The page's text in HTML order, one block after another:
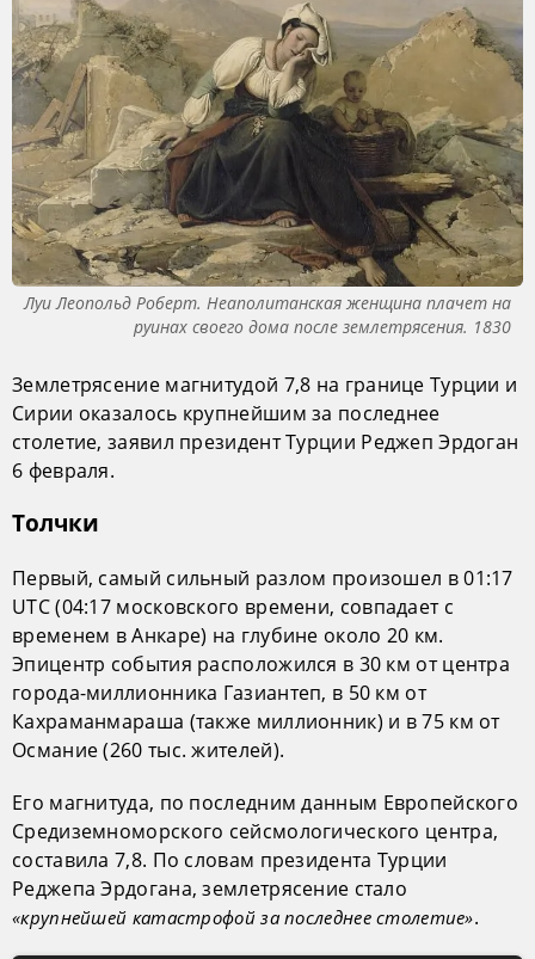
Луи Леопольд Роберт. Неаполитанская женщина плачет на
руинах своего дома после землетрясения. 1830
Землетрясение магнитудой 7,8 на границе Турции и
Сирии оказалось крупнейшим за последнее
столетие, заявил президент Турции Реджеп Эрдоган
6 февраля.
Толчки
Первый, самый сильный разлом произошел в 01:17
UTC (04:17 московского времени, совпадает с
временем в Анкаре) на глубине около 20 км.
Эпицентр события расположился в 30 км от центра
города-миллионника Газиантеп, в 50 км от
Кахраманмараша (также миллионник) и в 75 км от
Османие (260 тыс. жителей).
Его магнитуда, по последним данным Европейского
Средиземноморского сейсмологического центра,
составила 7,8. По словам президента Турции
Реджепа Эрдогана, землетрясение стало
«крупнейшей катастрофой за последнее столетие».